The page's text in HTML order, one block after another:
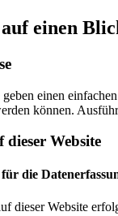
einen
einen
können.
dieser Website
die
dieser Website